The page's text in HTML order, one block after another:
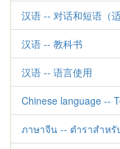
汉语 -- 对话和短语（
汉语 -- 教科书
汉语 -- 语言使用
Chinese language --
ภาษาจีน -- ตำราสำห